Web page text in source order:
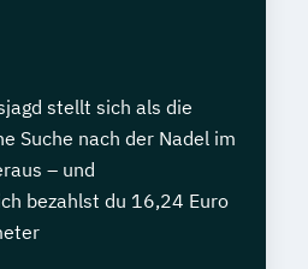
stellt sich als die
Suche nach der Nadel im
– und
bezahlst du 16,24 Euro